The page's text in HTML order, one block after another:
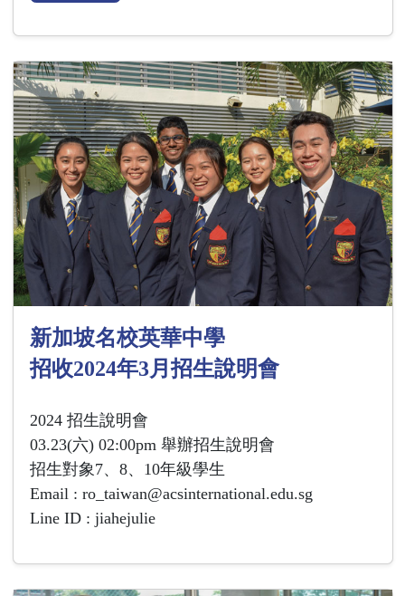
新加坡名校英華中學
招收2024年3月招生說明會
2024 招生說明會
03.23(六) 02:00pm 舉辦招生說明會
招生對象7、8、10年級學生
Email : ro_taiwan@acsinternational.edu.sg
Line ID : jiahejulie